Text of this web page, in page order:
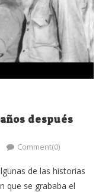
después
Comment(0)
de las historias
que se grababa el